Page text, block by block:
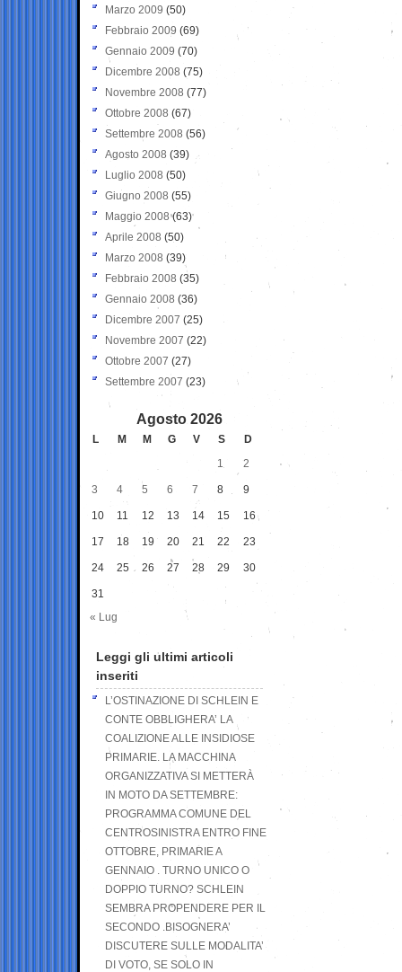
Marzo 2009 (50)
Febbraio 2009 (69)
Gennaio 2009 (70)
Dicembre 2008 (75)
Novembre 2008 (77)
Ottobre 2008 (67)
Settembre 2008 (56)
Agosto 2008 (39)
Luglio 2008 (50)
Giugno 2008 (55)
Maggio 2008(63)
Aprile 2008 (50)
Marzo 2008 (39)
Febbraio 2008 (35)
Gennaio 2008 (36)
Dicembre 2007 (25)
Novembre 2007 (22)
Ottobre 2007 (27)
Settembre 2007 (23)
Agosto 2026
L M M G V S
D
1
2
3 4 5 6 7 8 9
10 11 12 13 14 15 16
17 18 19 20 21 22 23
24 25 26 27 28 29 30
31
« Lug
Leggi gli ultimi articoli
inseriti
L’OSTINAZIONE DI SCHLEIN E
CONTE OBBLIGHERA’ LA
COALIZIONE ALLE INSIDIOSE
PRIMARIE. LA MACCHINA
ORGANIZZATIVA SI METTERÀ
IN MOTO DA SETTEMBRE:
PROGRAMMA COMUNE DEL
CENTROSINISTRA ENTRO FINE
OTTOBRE, PRIMARIE A
GENNAIO . TURNO UNICO O
DOPPIO TURNO? SCHLEIN
SEMBRA PROPENDERE PER IL
SECONDO .BISOGNERA’
DISCUTERE SULLE MODALITA’
DI VOTO, SE SOLO IN